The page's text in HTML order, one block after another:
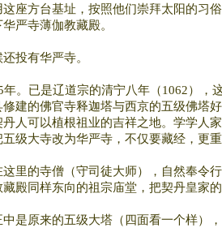
这座方台基址，按照他们崇拜太阳的习
严寺薄伽教藏殿。
投有华严寺。
年。已是辽道宗的清宁八年（1062），
修建的佛官寺释迦塔与西京的五级佛塔
丹人可以植根祖业的吉祥之地。学学人
五级大寺改为华严寺，不仅要藏经，更
这里的寺僧（守司徒大师），自然奉令
藏殿同样东向的祖宗庙堂，把契丹皇家
中是原来的五级大塔（四面看一个样）